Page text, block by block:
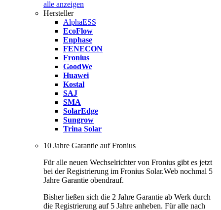
alle anzeigen
Hersteller
AlphaESS
EcoFlow
Enphase
FENECON
Fronius
GoodWe
Huawei
Kostal
SAJ
SMA
SolarEdge
Sungrow
Trina Solar
10 Jahre Garantie auf Fronius
Für alle neuen Wechselrichter von Fronius gibt es jetzt
bei der Registrierung im Fronius Solar.Web nochmal 5
Jahre Garantie obendrauf.
Bisher ließen sich die 2 Jahre Garantie ab Werk durch
die Registrierung auf 5 Jahre anheben. Für alle nach